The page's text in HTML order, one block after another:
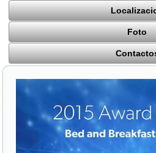
Foto